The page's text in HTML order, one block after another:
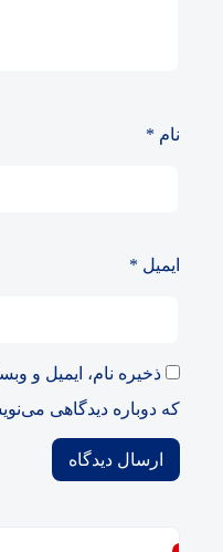
نام *
ایمیل *
ذخیره نام، ایمیل و
که دوباره دیدگاهی